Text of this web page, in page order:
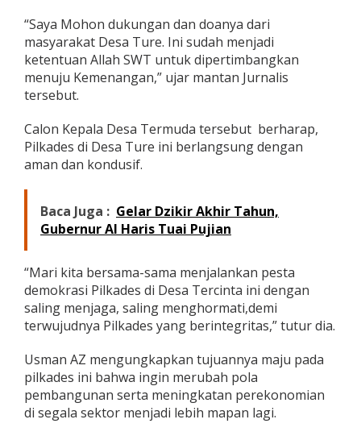
a
p
i
u
i
“Saya Mohon dukungan dan doanya dari
masyarakat Desa Ture. Ini sudah menjadi
ketentuan Allah SWT untuk dipertimbangkan
menuju Kemenangan,” ujar mantan Jurnalis
tersebut.
Calon Kepala Desa Termuda tersebut berharap,
Pilkades di Desa Ture ini berlangsung dengan
aman dan kondusif.
Baca Juga : Gelar Dzikir Akhir Tahun,
Gubernur Al Haris Tuai Pujian
“Mari kita bersama-sama menjalankan pesta
demokrasi Pilkades di Desa Tercinta ini dengan
saling menjaga, saling menghormati,demi
terwujudnya Pilkades yang berintegritas,” tutur dia.
Usman AZ mengungkapkan tujuannya maju pada
pilkades ini bahwa ingin merubah pola
pembangunan serta meningkatan perekonomian
di segala sektor menjadi lebih mapan lagi.